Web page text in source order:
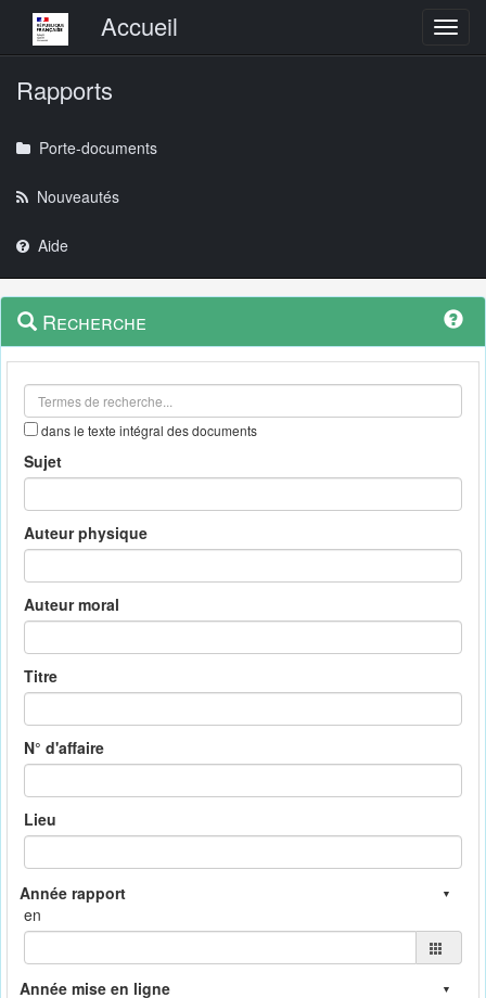
Menu principalAccueil
Rapports
Porte-documents
Nouveautés
Aide
Navigation
outils
Menu
contextuel
Recherche
dans le texte intégral des documents
Sujet
Auteur physique
Auteur moral
Titre
N° d'affaire
Lieu
en